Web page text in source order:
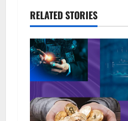
a
v
i
g
a
RELATED STORIES